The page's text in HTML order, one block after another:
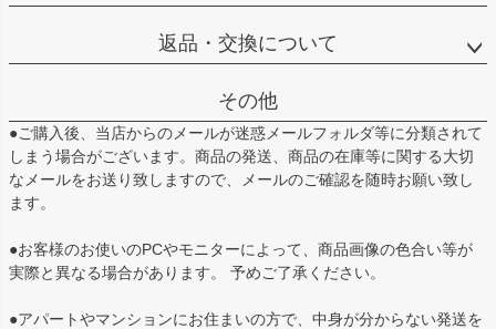
返品・交換について
その他
●ご購入後、当店からのメールが迷惑メールフォルダ等に分類されて
しまう場合がございます。商品の発送、商品の在庫等に関する大切
なメールをお送り致しますので、メールのご確認を随時お願い致し
ます。
●お客様のお使いのPCやモニターによって、商品画像の色合い等が
実際と異なる場合があります。 予めご了承ください。
●アパートやマンションにお住まいの方で、中身が分からない発送を